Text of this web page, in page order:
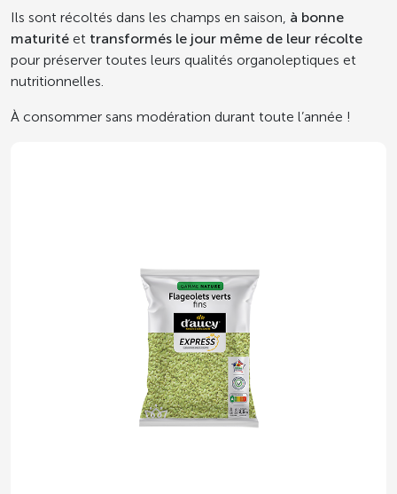
Ils sont récoltés dans les champs en saison, à bonne
maturité et transformés le jour même de leur récolte
pour préserver toutes leurs qualités organoleptiques et
nutritionnelles.
À consommer sans modération durant toute l’année !